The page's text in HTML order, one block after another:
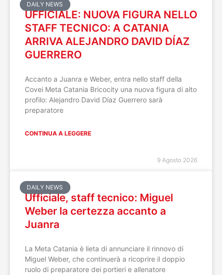
DAILY NEWS
UFFICIALE: NUOVA FIGURA NELLO
STAFF TECNICO: A CATANIA
ARRIVA ALEJANDRO DAVID DÍAZ
GUERRERO
Accanto a Juanra e Weber, entra nello staff della
Covei Meta Catania Bricocity una nuova figura di alto
profilo: Alejandro David Díaz Guerrero sarà
preparatore
CONTINUA A LEGGERE
9 Agosto 2026
DAILY NEWS
Ufficiale, staff tecnico: Miguel
Weber la certezza accanto a
Juanra
La Meta Catania è lieta di annunciare il rinnovo di
Miguel Weber, che continuerà a ricoprire il doppio
ruolo di preparatore dei portieri e allenatore